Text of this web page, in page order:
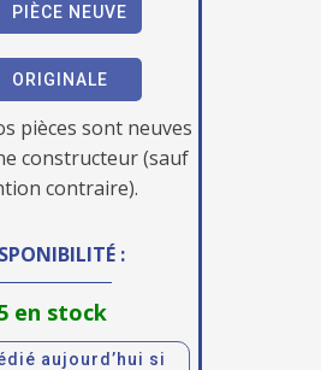
PIÈCE NEUVE
ORIGINALE
pièces sont neuves
constructeur (sauf
contraire).
:
en stock
aujourd’hui si